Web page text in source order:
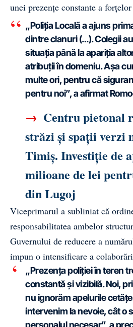
unei prezențe constante a
„Poliția Locală a ajuns
dintre clanuri (…). Colegii
situația până la apariția
atribuții în domeniu. Așa
multe ori, pentru că
pentru noi”, a afirmat
→ Centru pietonal
străzi și spații verzi
Timiș. Investiție de
milioane de lei
din Lugoj
Viceprimarul a subliniat că
responsabilitatea ambelor
Guvernului de reducere a
impun o intensificare a
„Prezența poliției în teren
constantă și vizibilă. Noi,
nu ignorăm apelurile
intervenim la nevoie, cât o
personalul necesar”, a